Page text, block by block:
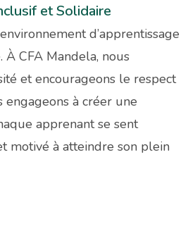
et Solidaire
d’apprentissage
CFA Mandela, nous
et encourageons le respect
à créer une
apprenant se sent
motivé à atteindre son plein